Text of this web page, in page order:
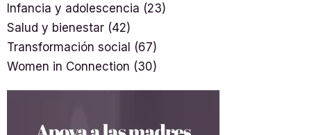
Infancia y adolescencia (23)
Salud y bienestar (42)
Transformación social (67)
Women in Connection (30)